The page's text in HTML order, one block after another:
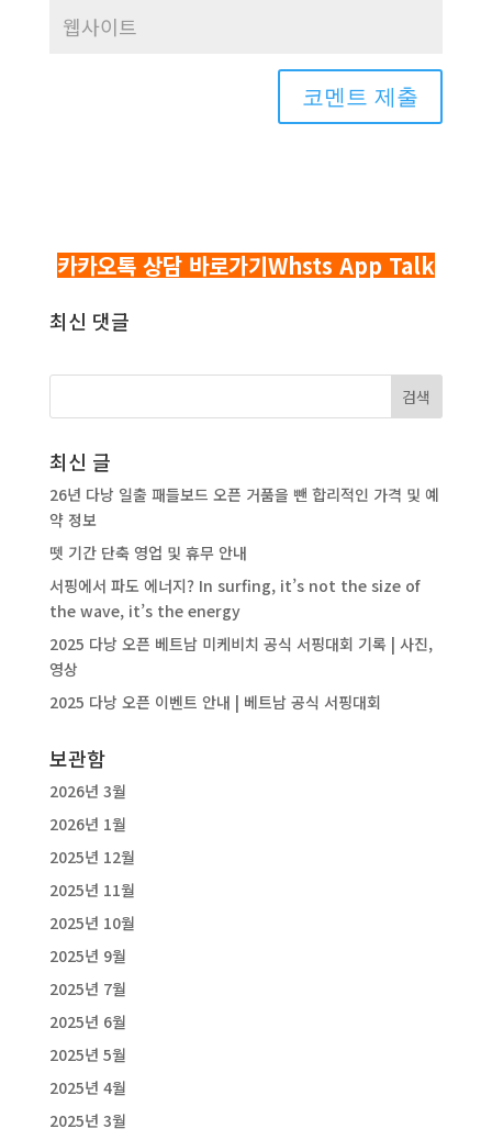
카카오톡 상담 바로가기Whsts App Talk
최신 댓글
최신 글
26년 다낭 일출 패들보드 오픈 거품을 뺀 합리적인 가격 및 예
약 정보
뗏 기간 단축 영업 및 휴무 안내
서핑에서 파도 에너지? In surfing, it’s not the size of
the wave, it’s the energy
2025 다낭 오픈 베트남 미케비치 공식 서핑대회 기록 | 사진,
영상
2025 다낭 오픈 이벤트 안내 | 베트남 공식 서핑대회
보관함
2026년 3월
2026년 1월
2025년 12월
2025년 11월
2025년 10월
2025년 9월
2025년 7월
2025년 6월
2025년 5월
2025년 4월
2025년 3월